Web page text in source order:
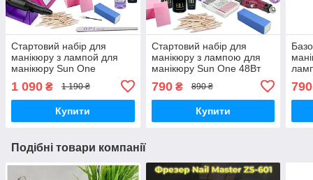
Стартовий набір для
манікюру з лампой для
манікюру Sun One
20000 база топ та гель
лаки milano
1 090 ₴ 1 190 ₴
Купити
Стартовий набір для
манікюру з лампою для
манікюру Sun One 48Вт
Фрезою ручкою гель лак
база топ milano фрейзер
790₴ 890 ₴
Купити
топ
790
Подібні товари компанії